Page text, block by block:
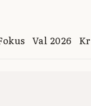
Val 2026